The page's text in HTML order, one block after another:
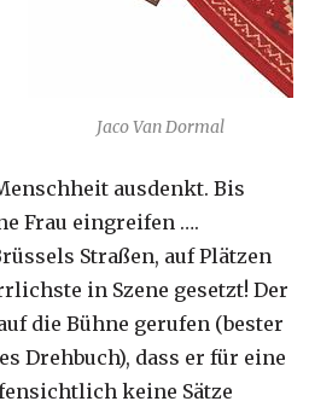
Jaco Van Dormal
ausdenkt. Bis
Frau eingreifen ….
Straßen, auf Plätzen
in Szene gesetzt! Der
die Bühne gerufen (bester
Drehbuch), dass er für eine
keine Sätze